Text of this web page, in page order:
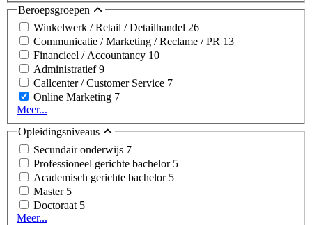
Beroepsgroepen
Winkelwerk / Retail / Detailhandel 26
Communicatie / Marketing / Reclame / PR 13
Financieel / Accountancy 10
Administratief9
Callcenter / Customer Service 7
Online Marketing 7
Meer...
Opleidingsniveaus
Secundair onderwijs 7
Professioneel gerichte bachelor 5
Academisch gerichte bachelor 5
Master 5
Doctoraat 5
Meer...